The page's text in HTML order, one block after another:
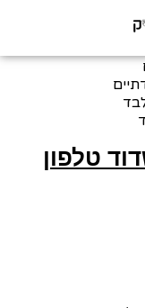
טלפון